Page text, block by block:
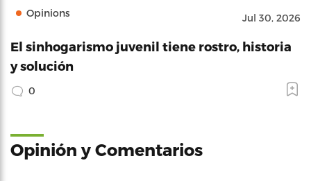
Opinions Jul 30, 2026
El sinhogarismo juvenil tiene rostro, historia
y solución
0
Opinión y Comentarios